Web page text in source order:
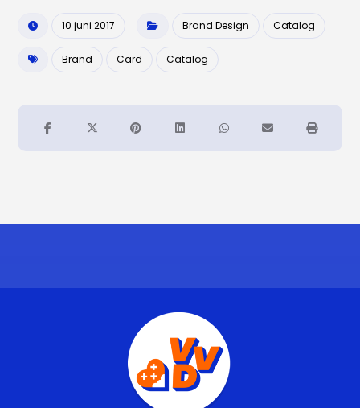
10 juni 2017 Brand Design Catalog
Brand Card Catalog